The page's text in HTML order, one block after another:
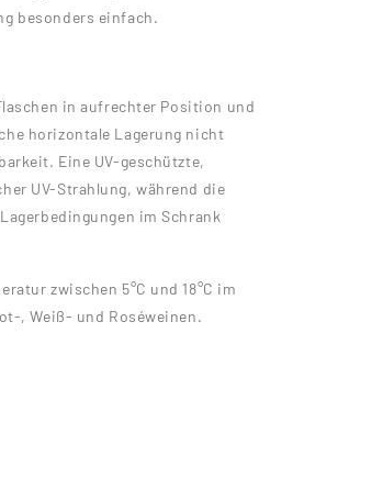
besonders einfach.
in aufrechter Position und
horizontale Lagerung nicht
Eine UV-geschützte,
UV-Strahlung, während die
im Schrank
zwischen 5°C und 18°C im
, Weiß- und Roséweinen.